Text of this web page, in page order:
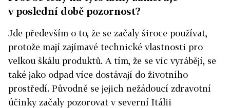
v poslední době pozornost?
Jde především o to, že se začaly široce používat,
protože mají zajímavé technické vlastnosti pro
velkou škálu produktů. A tím, že se víc vyrábějí, se
také jako odpad více dostávají do životního
prostředí. Původně se jejich nežádoucí zdravotní
účinky začaly pozorovat v severní Itálii